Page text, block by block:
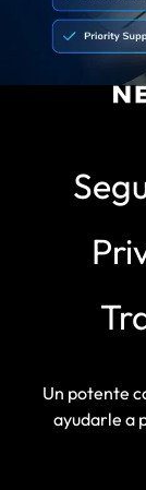
Un potente
ayudarle a